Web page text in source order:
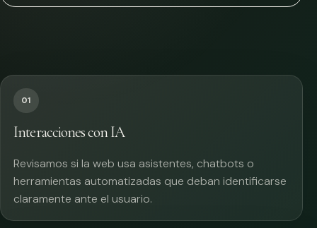
01
Interacciones con IA
Revisamos si la web usa asistentes, chatbots o
herramientas automatizadas que deban identificarse
claramente ante el usuario.